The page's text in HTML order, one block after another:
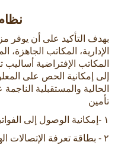
بهدف التأكيد على أن يوفر
الإدارية، المكاتب
المكاتب الإفتراضية
إلى إمكانية الحص على
الحالية والمستقبلية
تأمين
١ -إمكانية الوصول إلى الفواتير عبر الإنترنت بشكل آني
٢ - بطاقة تعرفة الإتصالات الهاتفية